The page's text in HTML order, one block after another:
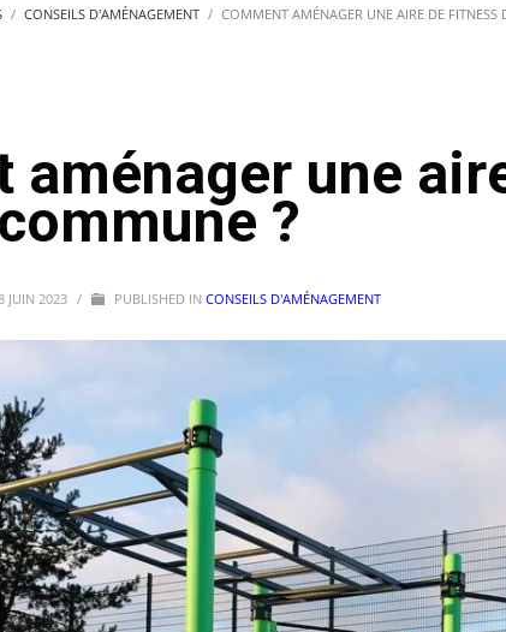
CONSEILS D'AMÉNAGEMENT COMMENT AMÉNAGER UNE AIRE DE
aménager une
?
JUIN 2023 / PUBLISHED IN CONSEILS D'AMÉNAGEMENT